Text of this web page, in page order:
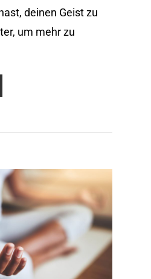
deinen Geist zu
um mehr zu